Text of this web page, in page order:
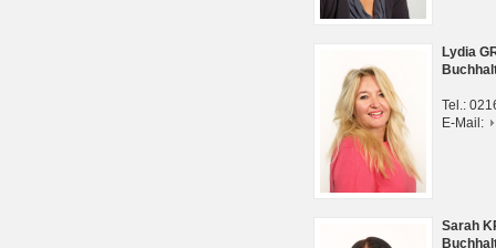
Lydia
Tel.:
E-Mail:
Sarah